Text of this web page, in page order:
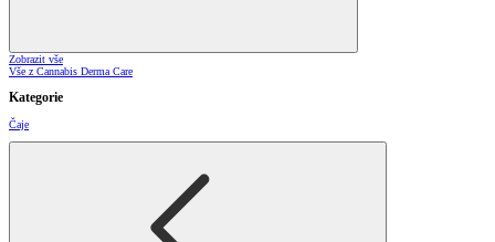
Zobrazit vše
Vše z Cannabis Derma Care
Kategorie
Čaje